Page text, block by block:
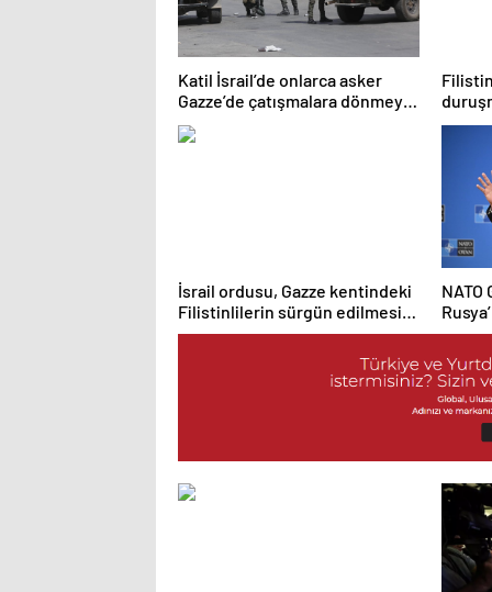
Katil İsrail’de onlarca asker
Gazze’de çatışmalara dönmeyi
reddediyor
İsrail ordusu, Gazze kentindeki
Filistinlilerin sürgün edilmesi
için “tahliye emri” yayımladı